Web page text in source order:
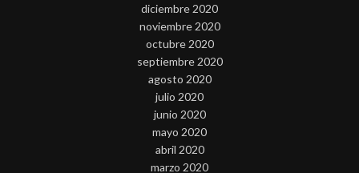
diciembre 2020
noviembre 2020
octubre 2020
septiembre 2020
agosto 2020
julio 2020
junio 2020
mayo 2020
abril 2020
marzo 2020